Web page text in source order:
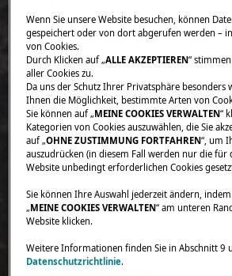
Wenn Sie unsere Website besuchen, können
gespeichert oder von dort abgerufen werden –
von Cookies.
Durch Klicken auf „ALLE AKZEPTIEREN“
aller Cookies zu.
Da uns der Schutz Ihrer Privatsphäre besonders
Ihnen die Möglichkeit, bestimmte Arten von
Sie können auf „MEINE COOKIES VERWALTEN“
Kategorien von Cookies auszuwählen, die Sie
auf „OHNE ZUSTIMMUNG FORTFAHREN“, um
auszudrücken (in diesem Fall werden nur die für
Website unbedingt erforderlichen Cookies
Sie können Ihre Auswahl jederzeit ändern,
„MEINE COOKIES VERWALTEN“ am unteren
Website klicken.
Weitere Informationen finden Sie in Abschnitt 9
Datenschutzrichtlinie.